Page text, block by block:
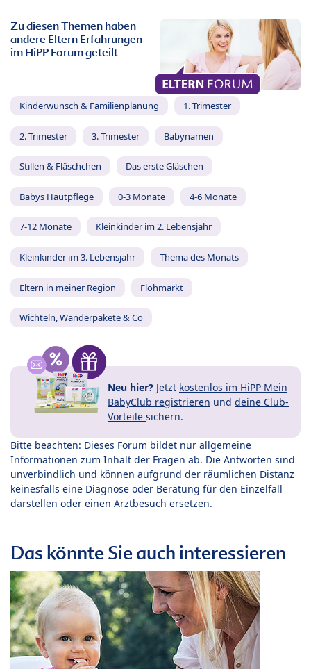
Zu diesen Themen haben
andere Eltern Erfahrungen
im HiPP Forum geteilt
Kinderwunsch & Familienplanung 1. Trimester
2. Trimester 3. Trimester Babynamen
Stillen & Fläschchen Das erste Gläschen
Babys Hautpflege 0-3 Monate 4-6 Monate
7-12 Monate Kleinkinder im 2. Lebensjahr
Kleinkinder im 3. Lebensjahr Thema des Monats
Eltern in meiner Region Flohmarkt
Wichteln, Wanderpakete & Co
Neu hier? Jetzt kostenlos im HiPP Mein
BabyClub registrieren und deine Club-
Vorteile sichern.
Bitte beachten: Dieses Forum bildet nur allgemeine
Informationen zum Inhalt der Fragen ab. Die Antworten sind
unverbindlich und können aufgrund der räumlichen Distanz
keinesfalls eine Diagnose oder Beratung für den Einzelfall
darstellen oder einen Arztbesuch ersetzen.
Das könnte Sie auch interessieren